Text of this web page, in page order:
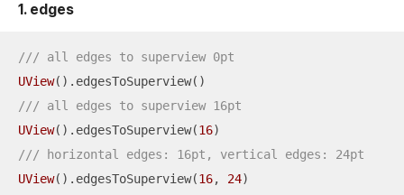
1. edges
/// all edges to superview 0pt
UView
/// all edges to superview 16pt
UView().edgesToSuperview(16
/// horizontal edges: 16pt, vertical edges: 24pt
UView().edgesToSuperview(16, 24